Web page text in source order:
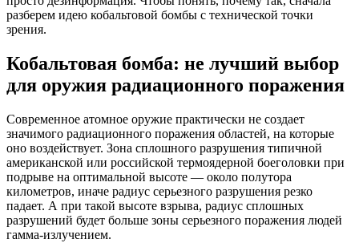
разберем идею кобальтовой бомбы с технической точки
зрения.
Кобальтовая бомба: не лучший выбор
для оружия радиационного поражения
Современное атомное оружие практически не создает
значимого радиационного поражения областей, на которые
оно воздействует. Зона сплошного разрушения типичной
американской или российской термоядерной боеголовки при
подрыве на оптимальной высоте — около полутора
километров, иначе радиус серьезного разрушения резко
падает. А при такой высоте взрыва, радиус сплошных
разрушений будет больше зоны серьезного поражения людей
гамма-излучением.